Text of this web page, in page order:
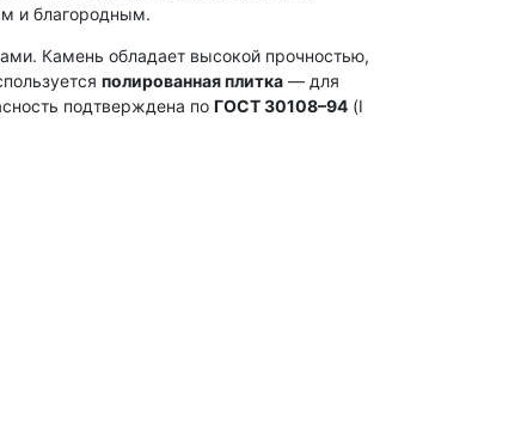
и благородным.
Камень обладает высокой прочностью,
полированная плитка — для
подтверждена по ГОСТ 30108–94 (I